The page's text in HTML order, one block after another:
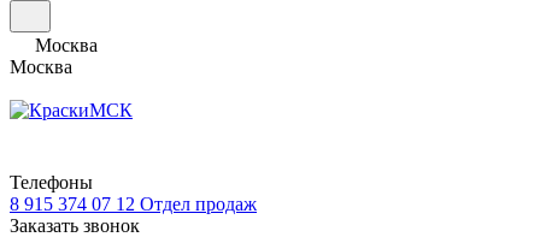
Москва
Москва
Телефоны
8 915 374 07 12 Отдел продаж
Заказать звонок